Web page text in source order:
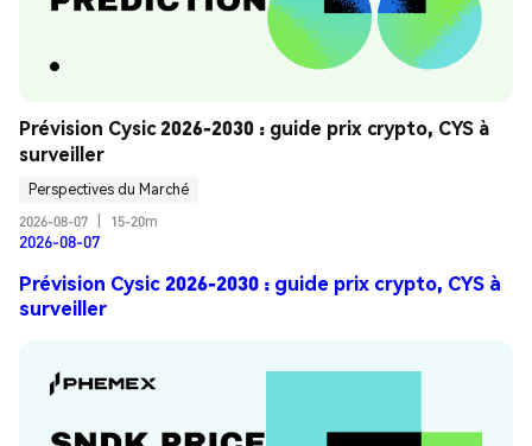
Prévision Cysic 2026-2030 : guide prix crypto, CYS à
surveiller
Perspectives du Marché
2026-08-07
15-20m
2026-08-07
Prévision Cysic 2026-2030 : guide prix crypto, CYS à
surveiller